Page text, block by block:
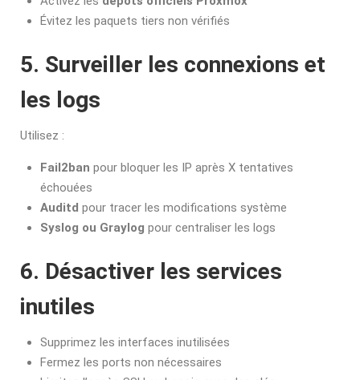
Évitez les paquets tiers non vérifiés
5. Surveiller les connexions et
les logs
Utilisez :
Fail2ban pour bloquer les IP après X tentatives
échouées
Auditd pour tracer les modifications système
Syslog ou Graylog pour centraliser les logs
6. Désactiver les services
inutiles
Supprimez les interfaces inutilisées
Fermez les ports non nécessaires